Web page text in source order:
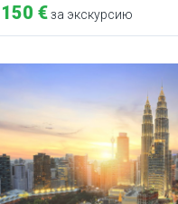
150 €за экскурсию